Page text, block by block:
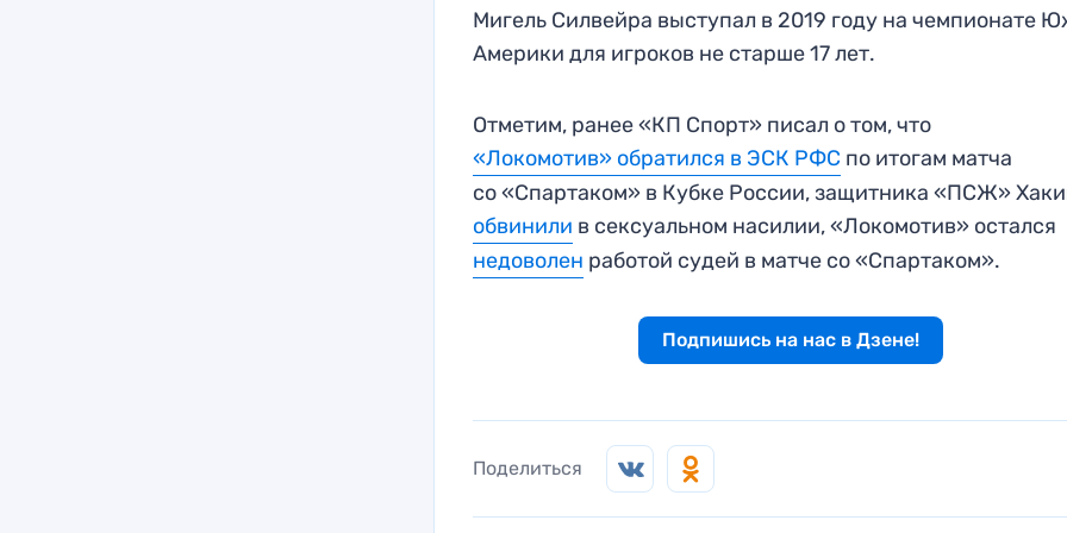
Мигель Силвейра выступал в 2019 году на чемпионате
Америки для игроков не старше 17 лет.
Отметим, ранее «КП Спорт» писал о том, что
«Локомотив» обратился в ЭСК РФС по итогам матча
со «Спартаком» в Кубке России, защитника «ПСЖ»
обвинили в сексуальном насилии, «Локомотив» остался
недоволен работой судей в матче со «Спартаком».
Подпишись на нас в Дзене!
Поделиться